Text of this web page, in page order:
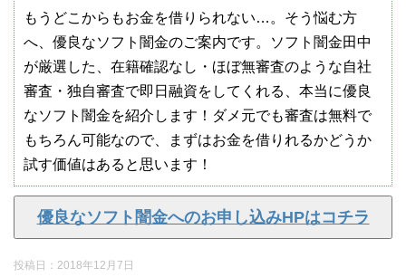
もうどこからもお金を借りられない…。そう悩む方
へ、優良なソフト闇金のご案内です。ソフト闇金田中
が厳選した、在籍確認なし・ほぼ無審査のような自社
審査・独自審査で即日融資をしてくれる、本当に優良
なソフト闇金を紹介します！ダメ元でも審査は無料で
もちろん可能なので、まずはお金を借りれるかどうか
試す価値はあると思います！
優良なソフト闇金へのお申し込みHPはコチラ
投稿日： 2018年12月7日